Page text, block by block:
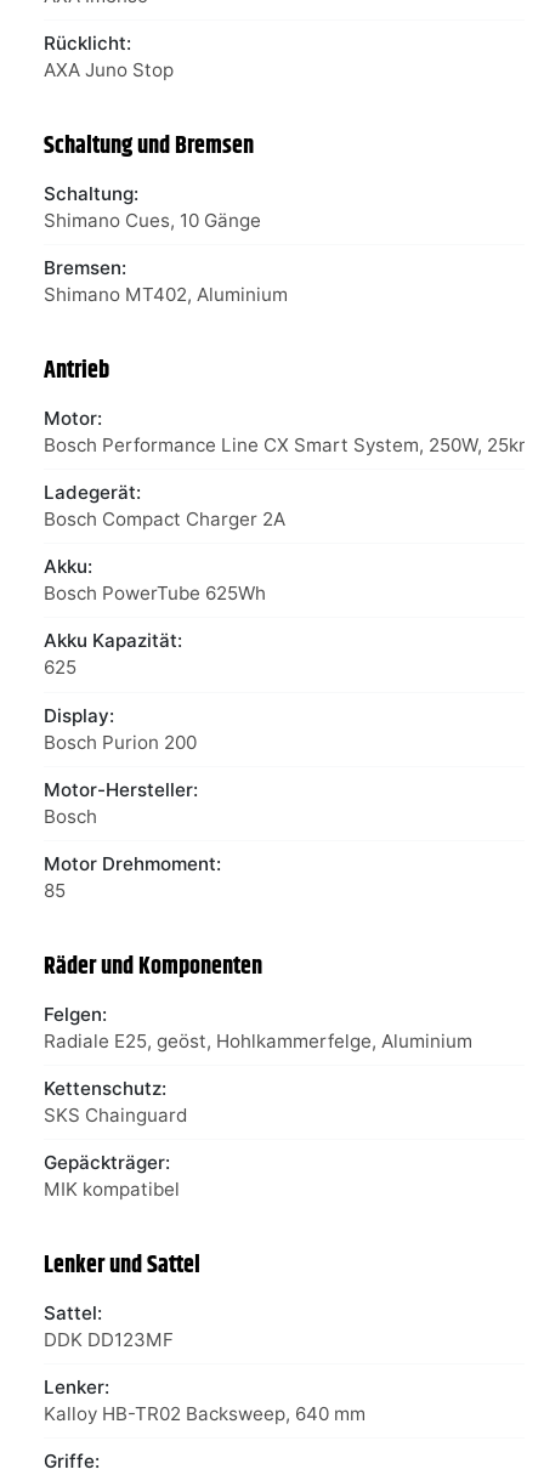
Rücklicht:
AXA Juno Stop
Schaltung und Bremsen
Schaltung:
Shimano Cues, 10 Gänge
Bremsen:
Shimano MT402, Aluminium
Antrieb
Motor:
Bosch Performance Line CX Smart System, 250W,
Ladegerät:
Bosch Compact Charger 2A
Akku:
Bosch PowerTube 625Wh
Akku Kapazität:
625
Display:
Bosch Purion 200
Motor-Hersteller:
Bosch
Motor Drehmoment:
85
Räder und Komponenten
Felgen:
Radiale E25, geöst, Hohlkammerfelge, Aluminium
Kettenschutz:
SKS Chainguard
Gepäckträger:
MIK kompatibel
Lenker und Sattel
Sattel:
DDK DD123MF
Lenker:
Kalloy HB-TR02 Backsweep, 640 mm
Griffe: